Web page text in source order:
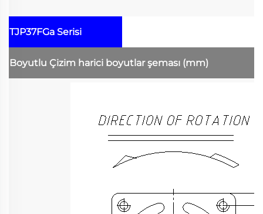
TJP37FGa Serisi
Boyutlu Çizim harici boyutlar şeması (mm)